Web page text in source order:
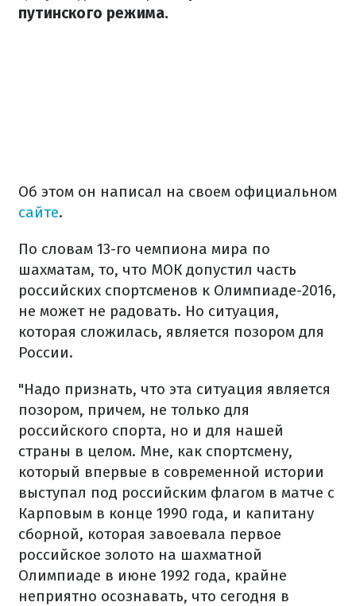
путинского режима.
Об этом он написал на своем официальном
сайте.
По словам 13-го чемпиона мира по
шахматам, то, что МОК допустил часть
российских спортсменов к Олимпиаде-2016,
не может не радовать. Но ситуация,
которая сложилась, является позором для
России.
"Надо признать, что эта ситуация является
позором, причем, не только для
российского спорта, но и для нашей
страны в целом. Мне, как спортсмену,
который впервые в современной истории
выступал под российским флагом в матче с
Карповым в конце 1990 года, и капитану
сборной, которая завоевала первое
российское золото на шахматной
Олимпиаде в июне 1992 года, крайне
неприятно осознавать, что сегодня в